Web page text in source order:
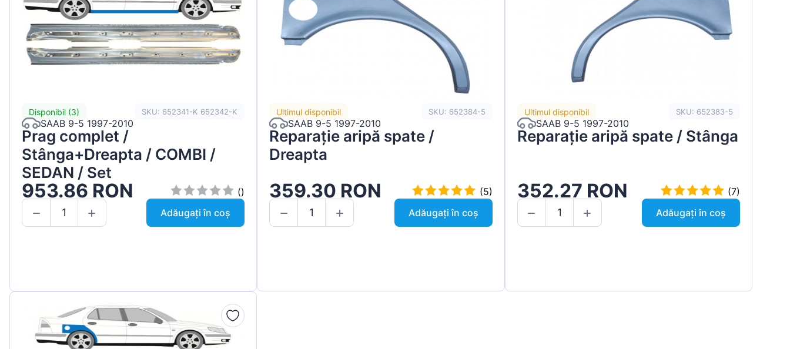
Disponibil (3) SKU: 652341-K 652342-K
SAAB 9-5 1997-2010
Prag complet /
Stânga+Dreapta / COMBI /
SEDAN / Set
953.86 RON
()
Adăugați în coș
Ultimul disponibil SKU: 652384-5
SAAB 9-5 1997-2010
Reparație aripă spate /
Dreapta
359.30 RON
(5)
Adăugați în coș
Ultimul disponibil SKU: 652383-5
SAAB 9-5 1997-2010
Reparație aripă spate / Stânga
352.27 RON
(7)
Adăugați în coș